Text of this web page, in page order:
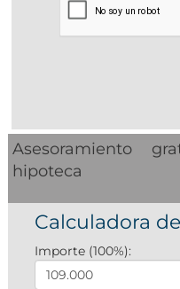
Asesoramiento
hipoteca
Calculadora
Importe (100%):